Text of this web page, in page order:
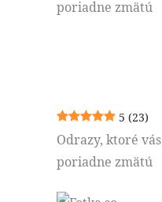
5 (23)
Odrazy, ktoré vás
poriadne zmätú